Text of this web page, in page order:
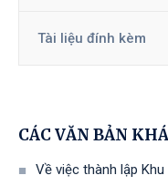
Tài liệu đính kèm
CÁC VĂN BẢN
Về việc thành lập